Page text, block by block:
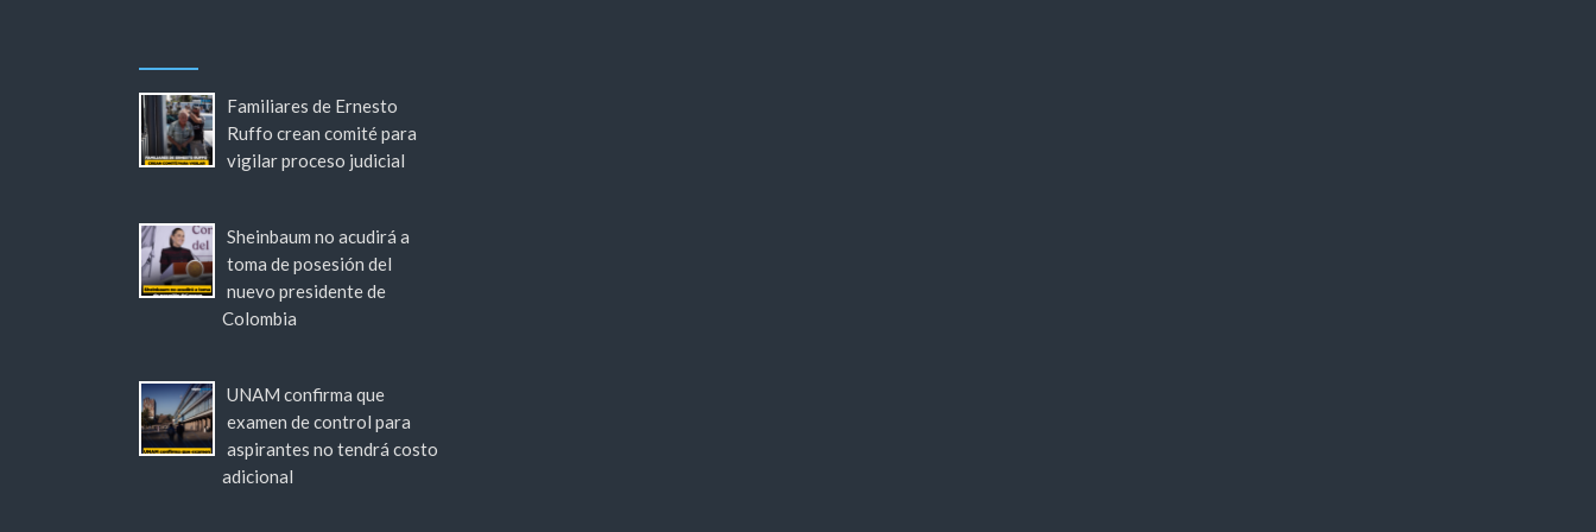
Familiares de Ernesto
Ruffo crean comité para
vigilar proceso judicial
Sheinbaum no acudirá a
toma de posesión del
nuevo presidente de
Colombia
UNAM confirma que
examen de control para
aspirantes no tendrá costo
adicional